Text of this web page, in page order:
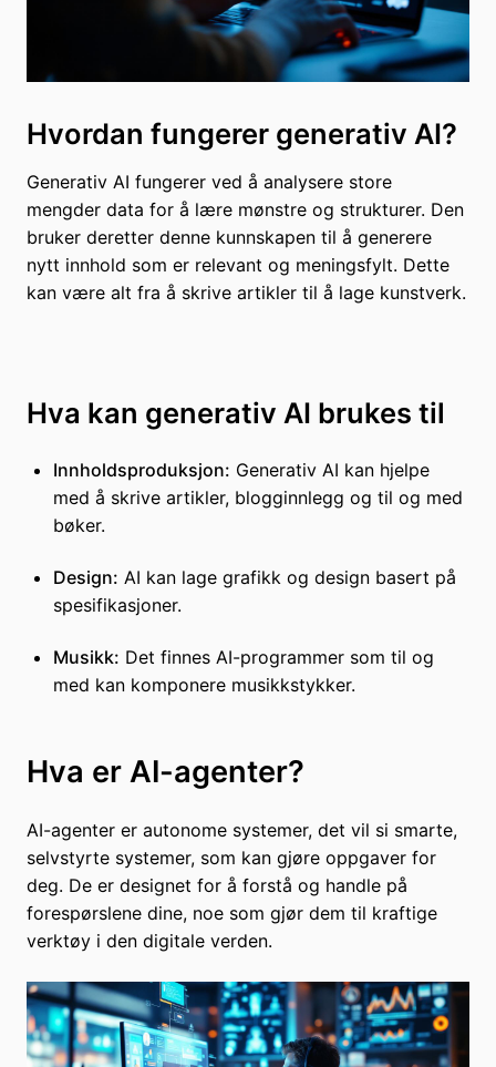
Hvordan fungerer generativ AI?
Generativ AI fungerer ved å analysere store
mengder data for å lære mønstre og strukturer. Den
bruker deretter denne kunnskapen til å generere
nytt innhold som er relevant og meningsfylt. Dette
kan være alt fra å skrive artikler til å lage kunstverk.
Hva kan generativ AI brukes til
Innholdsproduksjon: Generativ AI kan hjelpe
med å skrive artikler, blogginnlegg og til og med
bøker.
Design: AI kan lage grafikk og design basert på
spesifikasjoner.
Musikk: Det finnes AI-programmer som til og
med kan komponere musikkstykker.
Hva er AI-agenter?
AI-agenter er autonome systemer, det vil si smarte,
selvstyrte systemer, som kan gjøre oppgaver for
deg. De er designet for å forstå og handle på
forespørslene dine, noe som gjør dem til kraftige
verktøy i den digitale verden.